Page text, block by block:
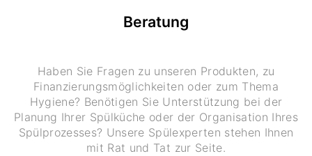
Beratung
Haben Sie Fragen zu unseren Produkten, zu
Finanzierungsmöglichkeiten oder zum Thema
Hygiene? Benötigen Sie Unterstützung bei der
Planung Ihrer Spülküche oder der Organisation Ihres
Spülprozesses? Unsere Spülexperten stehen Ihnen
mit Rat und Tat zur Seite.